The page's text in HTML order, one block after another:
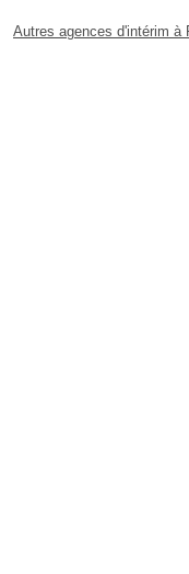
Autres agences d'intérim à